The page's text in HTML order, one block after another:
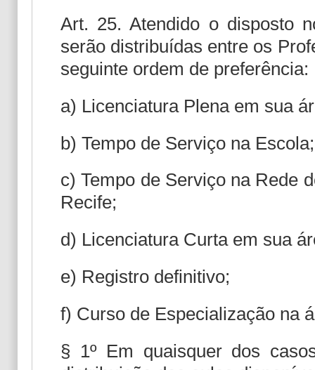
Art. 25. Atendido o disposto
serão distribuídas entre os
seguinte ordem de preferência:
a) Licenciatura Plena em sua
b) Tempo de Serviço na Escola;
c) Tempo de Serviço na Rede
Recife;
d) Licenciatura Curta em sua
e) Registro definitivo;
f) Curso de Especialização na
§ 1º Em quaisquer dos